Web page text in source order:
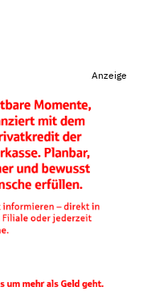
Anzeige